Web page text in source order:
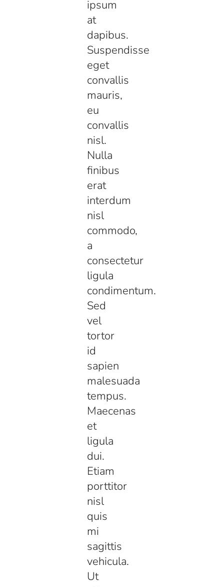
ipsum
at
dapibus.
Suspendisse
eget
convallis
mauris,
eu
convallis
nisl.
Nulla
finibus
erat
interdum
nisl
commodo,
a
consectetur
ligula
condimentum.
Sed
vel
tortor
id
sapien
malesuada
tempus.
Maecenas
et
ligula
dui.
Etiam
porttitor
nisl
quis
mi
sagittis
vehicula.
Ut